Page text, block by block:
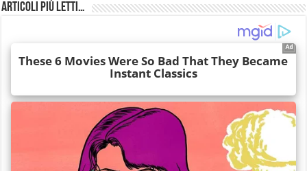
Articoli più Letti…